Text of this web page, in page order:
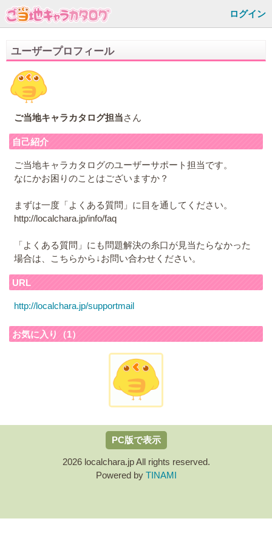
ログイン
ユーザープロフィール
ご当地キャラカタログ担当さん
自己紹介
ご当地キャラカタログのユーザーサポート担当です。
なにかお困りのことはございますか？
まずは一度「よくある質問」に目を通してください。
http://localchara.jp/info/faq
「よくある質問」にも問題解決の糸口が見当たらなかった
場合は、こちらから↓お問い合わせください。
URL
http://localchara.jp/supportmail
お気に入り（1）
PC版で表示
2026 localchara.jp All rights reserved.
Powered by TINAMI